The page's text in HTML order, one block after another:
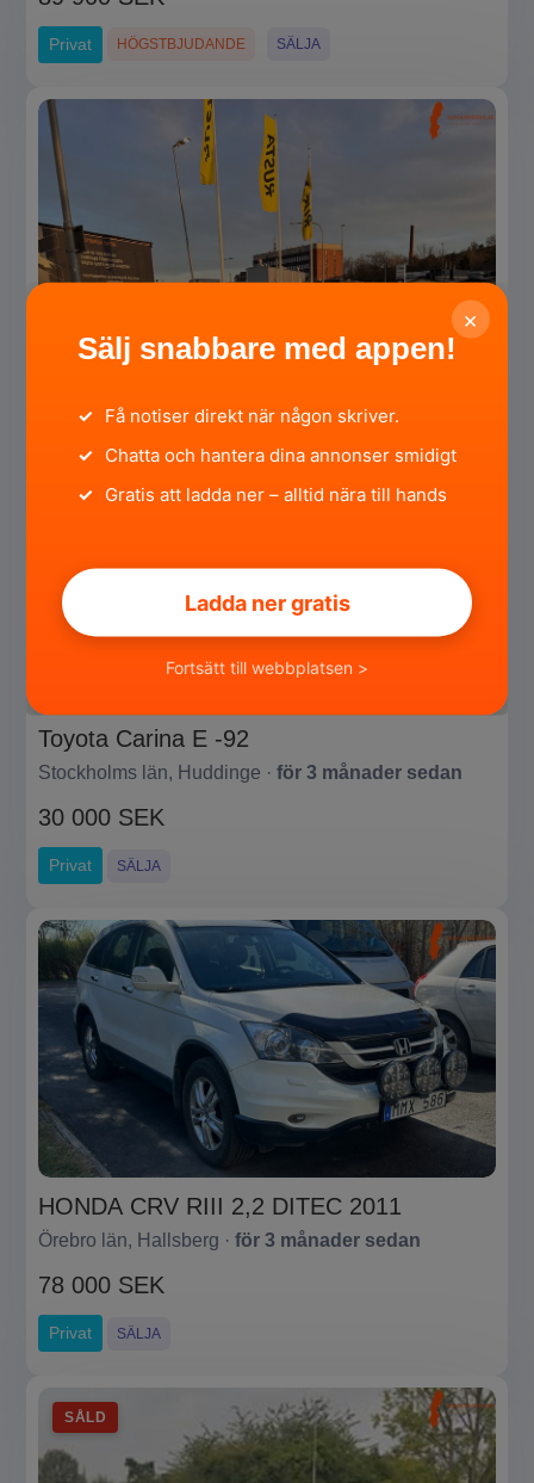
Privat HÖGSTBJUDANDE SÄLJA
Toyota Carina E -92
Stockholms län, Huddinge · för 3 månader sedan
30 000 SEK
Privat SÄLJA
HONDA CRV RIII 2,2 DITEC 2011
Örebro län, Hallsberg · för 3 månader sedan
78 000 SEK
Privat SÄLJA
SÅLD
×
Sälj snabbare med appen!
✓ Få notiser direkt när någon skriver.
✓ Chatta och hantera dina annonser smidigt
✓ Gratis att ladda ner – alltid nära till hands
Ladda ner gratis
Fortsätt till webbplatsen >